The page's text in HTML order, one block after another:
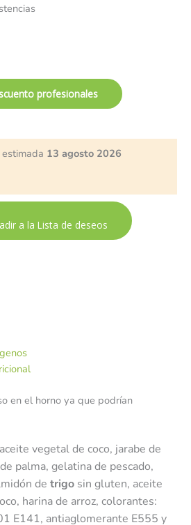
profesionales
13 agosto 2026
a la Lista de deseos
en el horno ya que podrían
vegetal de coco, jarabe de
palma, gelatina de pescado,
de trigo sin gluten, aceite
harina de arroz, colorantes:
E141, antiaglomerante E555 y